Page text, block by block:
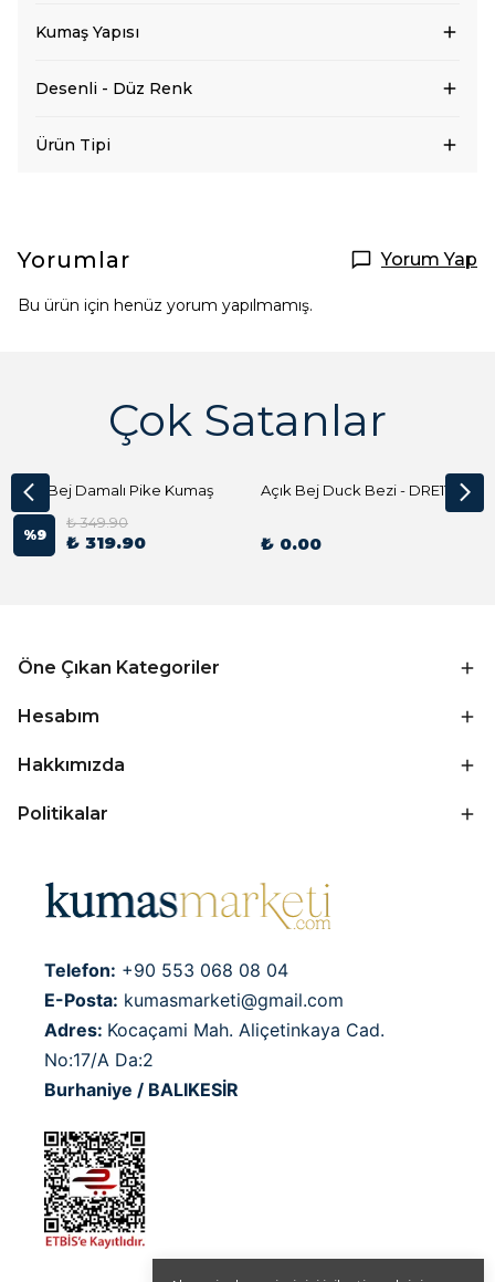
Kumaş Yapısı
Desenli - Düz Renk
Ürün Tipi
Yorumlar Yorum Yap
Bu ürün için henüz yorum yapılmamış.
Çok Satanlar
Açık Bej Damalı Pike Kumaş
%9
₺ 349.90
₺ 319.90
Açık Bej Duck Bezi - DRE1144 Kumaş Peçete
₺ 0.00
Öne Çıkan Kategoriler
Hesabım
Hakkımızda
Politikalar
Telefon: +90 553 068 08 04
E-Posta: kumasmarketi@gmail.com
Adres: Kocaçami Mah. Aliçetinkaya Cad.
No:17/A Da:2
Burhaniye / BALIKESİR